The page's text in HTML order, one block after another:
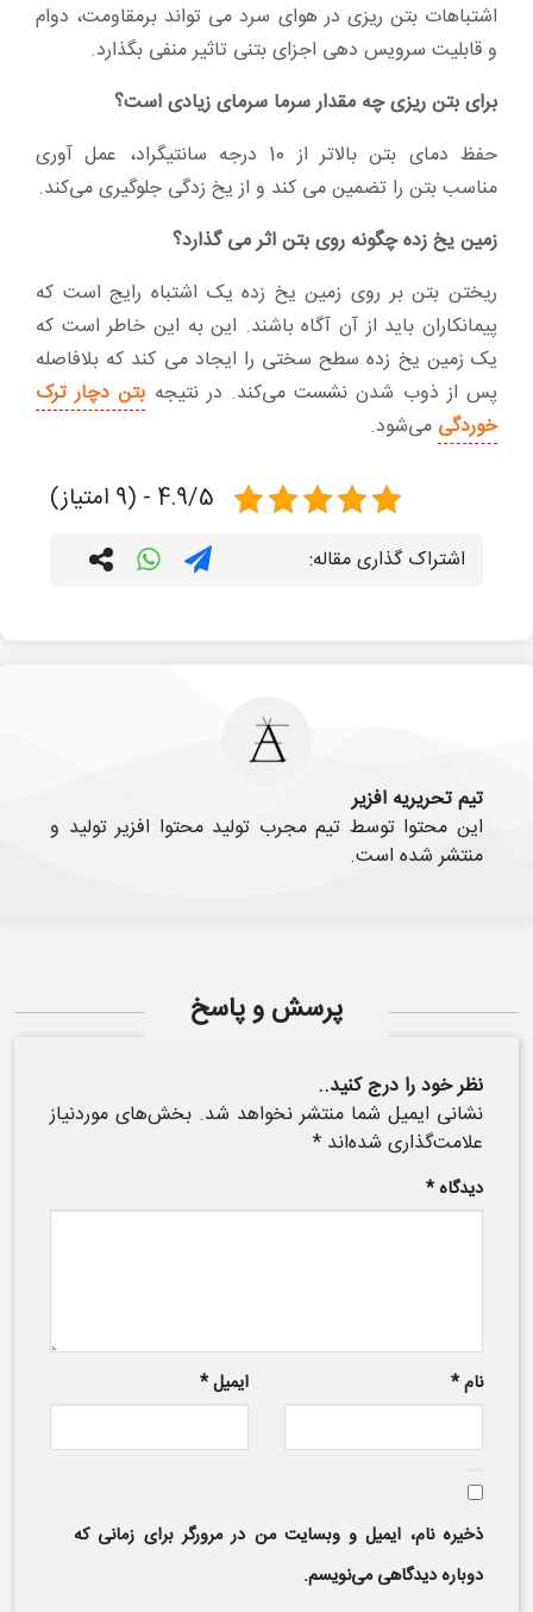
اشتباهات بتن ریزی در هوای سرد می تواند برمقاومت، دوام
و قابلیت سرویس دهی اجزای بتنی تاثیر منفی بگذارد.
برای بتن ریزی چه مقدار سرما سرمای زیادی است؟
حفظ دمای بتن بالاتر از 10 درجه سانتیگراد، عمل آوری
مناسب بتن را تضمین می کند و از یخ زدگی جلوگیری می‌کند.
زمین یخ زده چگونه روی بتن اثر می گذارد؟
ریختن بتن بر روی زمین یخ زده یک اشتباه رایج است که
پیمانکاران باید از آن آگاه باشند. این به این خاطر است که
یک زمین یخ زده سطح سختی را ایجاد می کند که بلافاصله
پس از ذوب شدن نشست می‌کند. در نتیجه بتن دچار ترک
خوردگی می‌شود.
4.9/5 - (9 امتیاز)
اشتراک گذاری مقاله:
تیم تحریریه افزیر
این محتوا توسط تیم مجرب تولید محتوا افزیر تولید و
منتشر شده است.
پرسش و پاسخ
نظر خود را درج کنید..
نشانی ایمیل شما منتشر نخواهد شد. بخش‌های موردنیاز
علامت‌گذاری شده‌اند *
دیدگاه*
نام* ایمیل*
ذخیره نام، ایمیل و وبسایت من در مرورگر برای زمانی که
دوباره دیدگاهی می‌نویسم.